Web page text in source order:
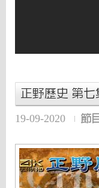
正野歷史 第
19-09-2020 節